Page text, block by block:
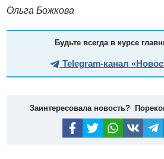
Ольга Божкова
Будьте всегда в курсе
Telegram-канал
Заинтересовала новость?